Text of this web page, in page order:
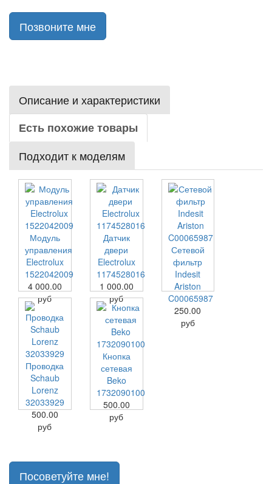
Позвоните мне
Описание и характеристики
Есть похожие товары
Подходит к моделям
Модуль
управления
Electrolux
1522042009
4 000.00
руб
Датчик
двери
Electrolux
1174528016
1 000.00
руб
Сетевой
фильтр
Indesit
Ariston
C00065987
250.00
руб
Проводка
Schaub
Lorenz
32033929
500.00
руб
Кнопка
сетевая
Beko
1732090100
500.00
руб
Посоветуйте мне!